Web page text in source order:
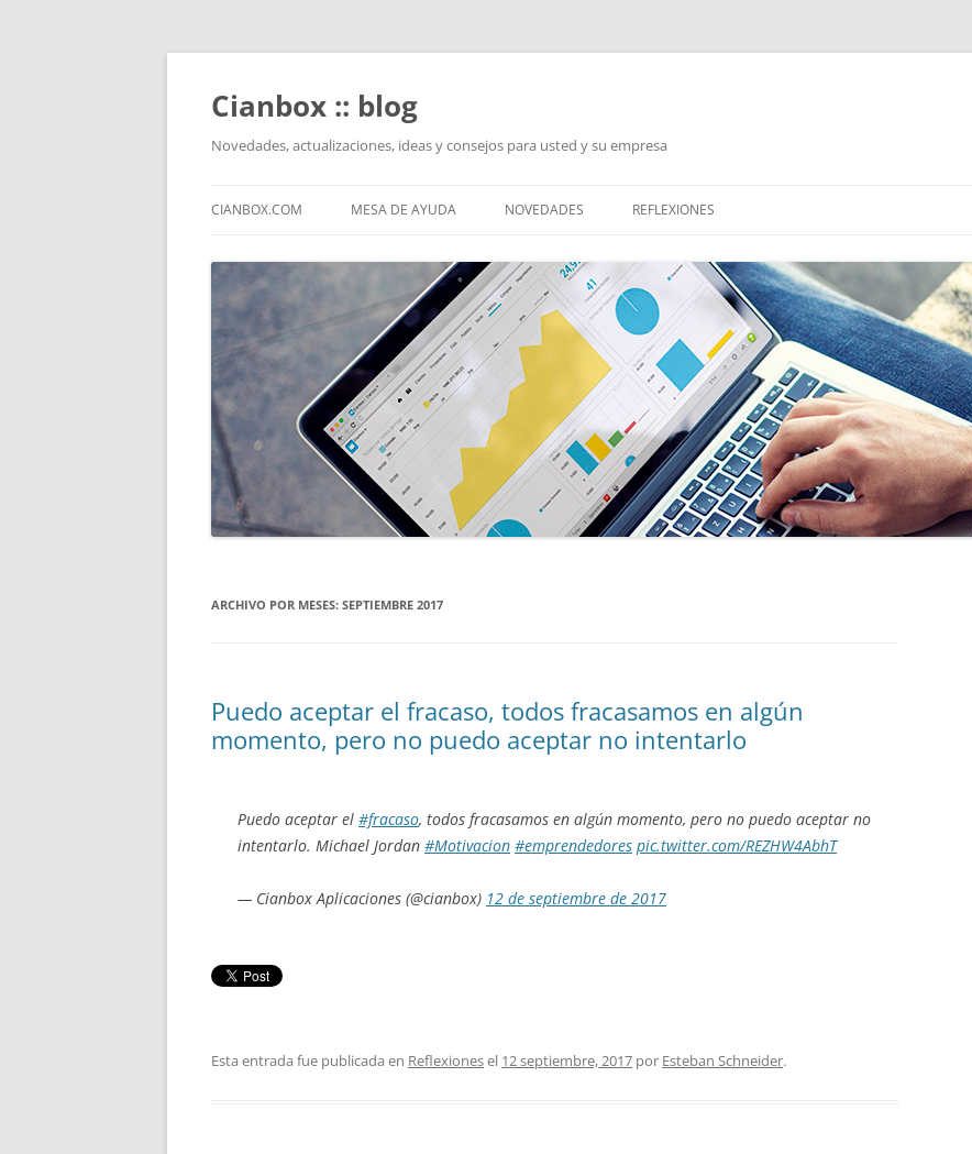
Saltar
contenido
Cianbox :: blog
Novedades, actualizaciones, ideas y consejos para usted y su empresa
CIANBOX.COM MESA DE AYUDA NOVEDADES REFLEXIONES
ARCHIVO POR MESES: SEPTIEMBRE 2017
Puedo aceptar el fracaso, todos fracasamos en algún
momento, pero no puedo aceptar no intentarlo
Puedo aceptar el #fracaso, todos fracasamos en algún momento, pero no puedo aceptar no
intentarlo. Michael Jordan #Motivacion #emprendedores pic.twitter.com/REZHW4AbhT
— Cianbox Aplicaciones (@cianbox) 12 de septiembre de 2017
Esta entrada fue publicada en Reflexionesel 12 septiembre, 2017 por Esteban Schneider.